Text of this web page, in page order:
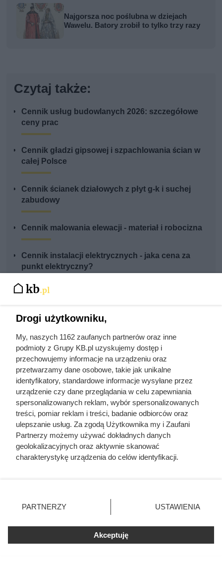
Najgorsza noc poślubna w dziejach
Wawelu. Batory zrobił to tylko trzy razy
Czytaj także:
Cennik usług budowlanych 2026: szczegółowe
ceny prac
Cennik gładzi gipsowej i szpachlowania ścian w
całej Polsce
Cennik ścianek działowych z płyt g-k i suchej
zabudowy
Cennik malowania elewacji - materiał i robocizna
Cennik instalacji elektrycznych - jaka cena za
punkt elektryczny?
Cennik montażu oświetlenia - przegląd cen
Doprowadził do śmierci większej
liczby ludzi niż Hitler i Stalin
razem wzięci. Mimo to czczą go
jako bohatera
Drogi użytkowniku,
My, naszych 1162 zaufanych partnerów oraz inne
podmioty z Grupy KB.pl uzyskujemy dostęp i
przechowujemy informacje na urządzeniu oraz
przetwarzamy dane osobowe, takie jak unikalne
identyfikatory, standardowe informacje wysyłane przez
urządzenie czy dane przeglądania w celu zapewniania
spersonalizowanych reklam, wybór spersonalizowanych
treści, pomiar reklam i treści, badanie odbiorców oraz
ulepszanie usług. Za zgodą Użytkownika my i Zaufani
Partnerzy możemy używać dokładnych danych
geolokalizacyjnych oraz aktywnie skanować
charakterystykę urządzenia do celów identyfikacji.
zmienić/wycofać klikając przycisk ustawień prywatności
znajdujący się w lewym dolnym rogu strony. Niektóre
użytkownika, ale masz prawo sprzeciwić się takiemu
przetwarzaniu. Preferencje będą miały zastosowania tylko
PARTNERZY USTAWIENIA
Akceptuję